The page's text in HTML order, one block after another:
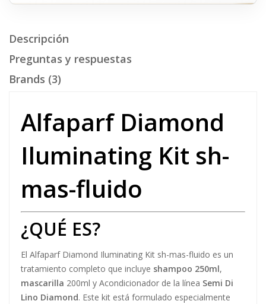
Descripción
Preguntas y respuestas
Brands (3)
Alfaparf Diamond
Iluminating Kit sh-
mas-fluido
¿QUÉ ES?
El Alfaparf Diamond Iluminating Kit sh-mas-fluido es un
tratamiento completo que incluye shampoo 250ml,
mascarilla 200ml y Acondicionador de la línea Semi Di
Lino Diamond. Este kit está formulado especialmente